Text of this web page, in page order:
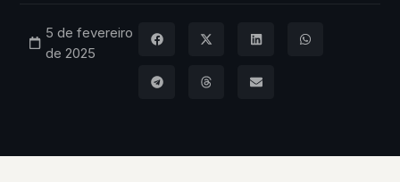
5 de fevereiro
de 2025